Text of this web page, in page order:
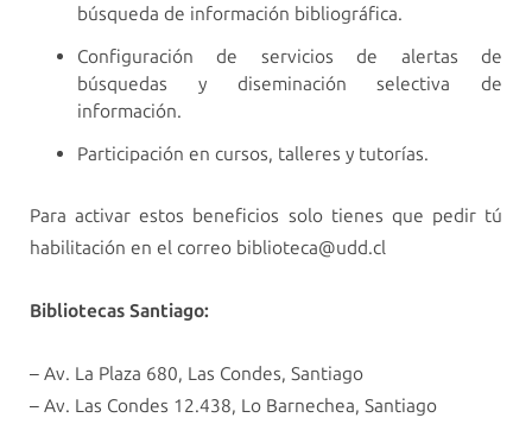
búsqueda de información bibliográfica.
Configuración de servicios de alertas de
búsquedas y diseminación selectiva de
información.
Participación en cursos, talleres y tutorías.
Para activar estos beneficios solo tienes que pedir tú
habilitación en el correo biblioteca@udd.cl
Bibliotecas Santiago:
– Av. La Plaza 680, Las Condes, Santiago
– Av. Las Condes 12.438, Lo Barnechea, Santiago